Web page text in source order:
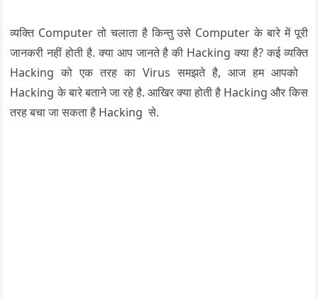
व्यक्ति Computer तो चलाता है किन्तु उसे Computer के बारे में पूरी
जानकरी नहीं होती है. क्या आप जानते है की Hacking क्या है? कई व्यक्ति
Hacking को एक तरह का Virus समझते है, आज हम आपको
Hacking के बारे बताने जा रहे है. आखिर क्या होती है Hacking और किस
तरह बचा जा सकता है Hacking से.